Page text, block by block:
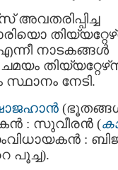
എന്നീ നാടകങ്ങൾ
ചമയം
സ്ഥാനം നേടി.
: സുവീരൻ (
:
പൂച്ച).